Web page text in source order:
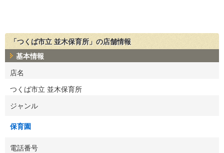
「つくば市立 並木保育所」の店舗情報
基本情報
店名
つくば市立 並木保育所
ジャンル
保育園
電話番号